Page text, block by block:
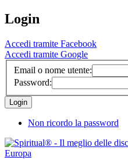
Login
Accedi tramite Facebook
Accedi tramite Google
Email o nome utente:
Password:
Non ricordo la password